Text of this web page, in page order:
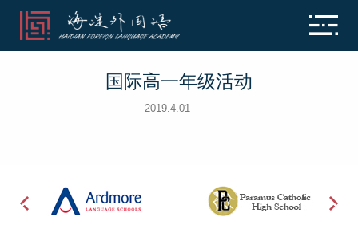
国际高一年级活动
2019.4.01